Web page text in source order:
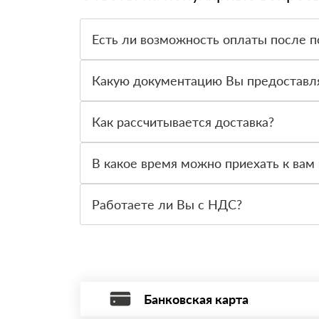
Есть ли возможность оплаты после
вправе от него отказаться.
Какую документацию Вы
Как рассчитывается доставка?
стоимости и сроков доставки, которые
В какое время можно приехать к вам
Работаете ли Вы с НДС?
Банковская карта